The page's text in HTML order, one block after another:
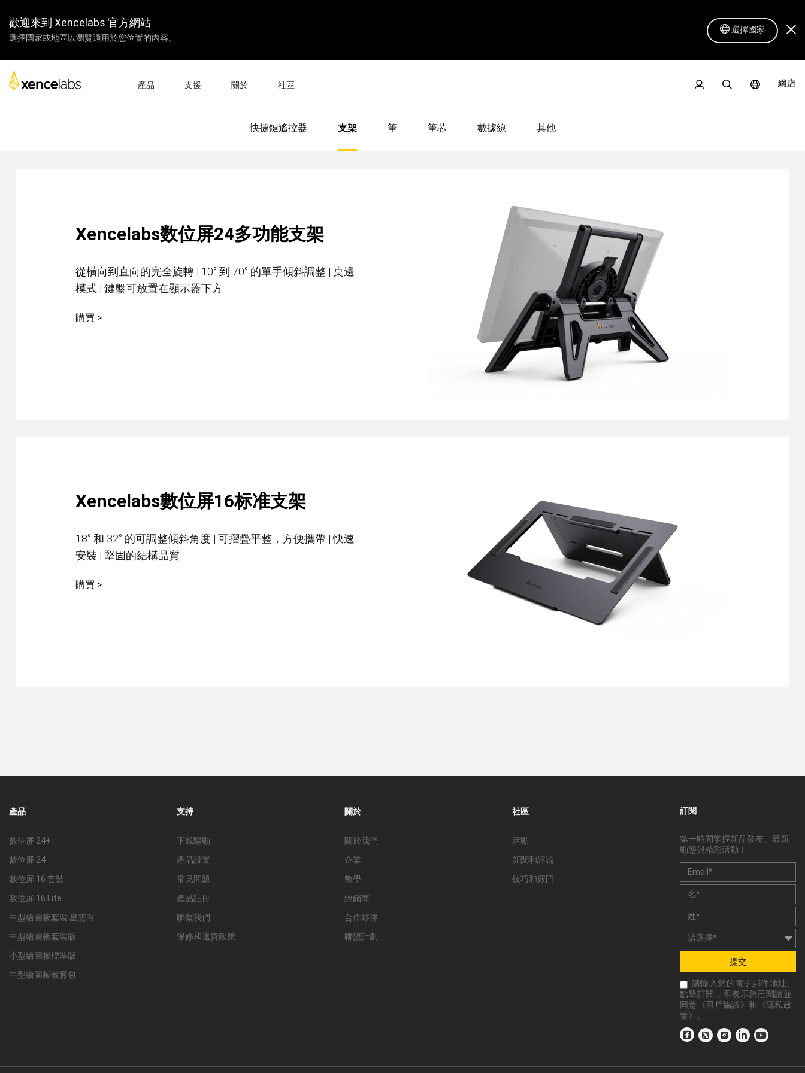
歡迎來到 Xencelabs 官方網站
選擇國家或地區以瀏覽適用於您位置的內容。
選擇國家
產品
數位屏 16 套裝
中型繪圖板標準版 小型繪圖板標準版
快捷鍵遙控器 支架
支援 關於
關於我們
社區
活動
網店
快捷鍵遙控器 支架 筆 筆芯 數據線 其他
Xencelabs数位屏24多功能支架
從橫向到直向的完全旋轉 | 10° 到 70° 的單手傾斜調整 | 桌邊
模式 | 鍵盤可放置在顯示器下方
購買 >
Xencelabs數位屏16标准支架
18° 和 32° 的可調整傾斜角度 | 可摺疊平整，方便攜帶 | 快速
安裝 | 堅固的結構品質
購買 >
產品
數位屏 24+
數位屏 24
數位屏 16 套裝
數位屏 16 Lite
中型繪圖板套裝 星雲白
中型繪圖板套裝版
小型繪圖板標準版
中型繪圖板教育包
支持
下載驅動
產品設置
常見問題
產品註冊
聯繫我們
保修和退貨政策
關於
關於我們
企業
教學
經銷商
合作夥伴
聯盟計劃
社區
活動
新聞和評論
技巧和竅門
訂閱
第一時間掌握新品發布、最新
動態與精彩活動！
提交
請輸入您的電子郵件地址。
點擊訂閱，即表示您已閱讀並
同意《 用戶協議》和《隱私政
策》。